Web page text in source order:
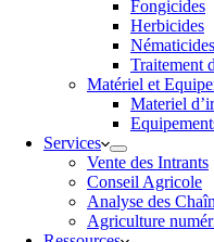
Fongicides
Herbicides
Nématicides
Traitement
Matériel et
Materiel
Services
Vente des Intrants
Conseil Agricole
Analyse des
Agriculture